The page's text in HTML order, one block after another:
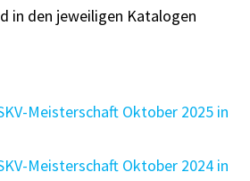
in den jeweiligen Katalogen
Meisterschaft Oktober 2025 in
Meisterschaft Oktober 2024 in